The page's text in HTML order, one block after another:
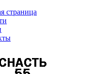
страница